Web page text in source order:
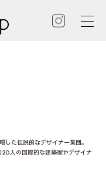
た伝説的なデザイナー集団。
20人の国際的な建築家やデザイナ